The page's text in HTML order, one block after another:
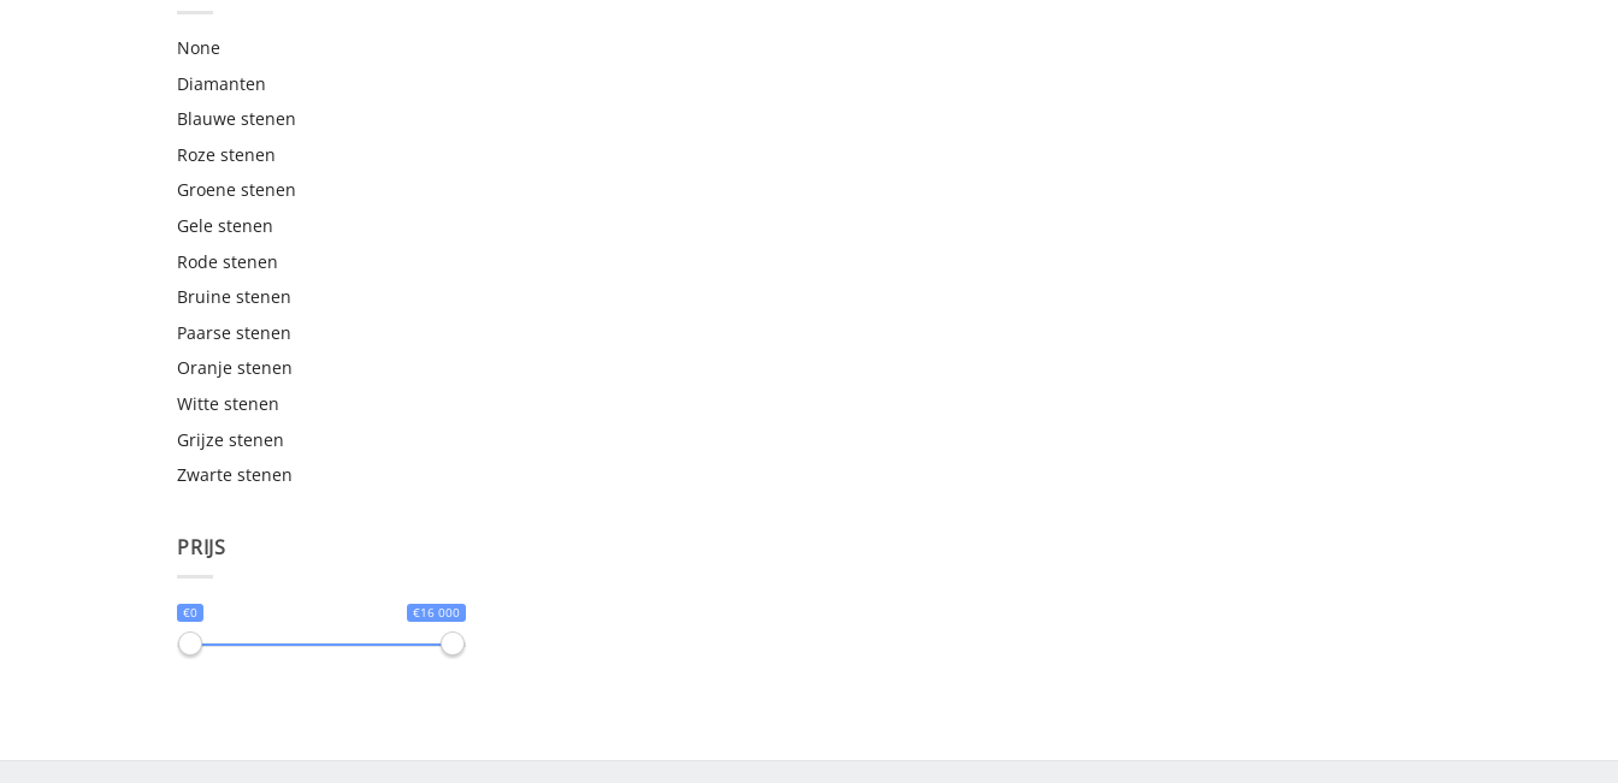
None
Diamanten
Blauwe stenen
Roze stenen
Groene stenen
Gele stenen
Rode stenen
Bruine stenen
Paarse stenen
Oranje stenen
Witte stenen
Grijze stenen
Zwarte stenen
PRIJS
€0 €16 000